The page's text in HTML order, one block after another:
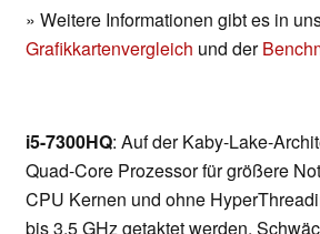
» Weitere Informationen gibt es in
Grafikkartenvergleich und der
i5-7300HQ: Auf der Kaby-Lake-
Quad-Core Prozessor für größere
CPU Kernen und ohne
bis 3,5 GHz getaktet werden.